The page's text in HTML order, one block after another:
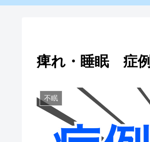
痺れ・睡眠 症例
不眠